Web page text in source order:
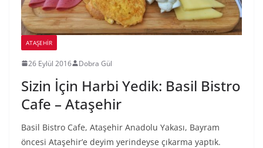
ATAŞEHIR
26 Eylül 2016 Dobra Gül
Sizin İçin Harbi Yedik: Basil Bistro
Cafe – Ataşehir
Basil Bistro Cafe, Ataşehir Anadolu Yakası, Bayram
öncesi Ataşehir’e deyim yerindeyse çıkarma yaptık.